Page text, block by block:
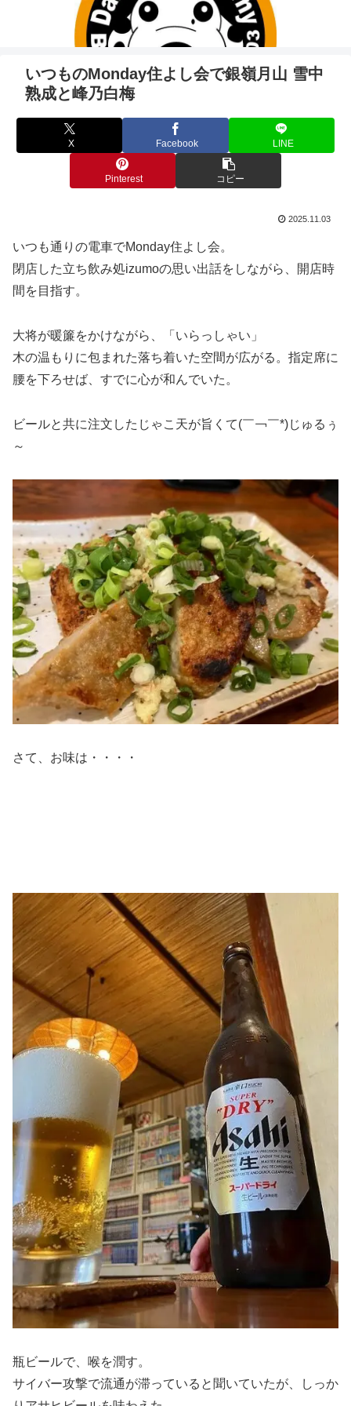
いつものMonday住よし会で銀嶺月山 雪中
熟成と峰乃白梅
X Facebook LINE
Pinterest コピー
2025.11.03
いつも通りの電車でMonday住よし会。
閉店した立ち飲み処izumoの思い出話をしながら、開店時
間を目指す。
大将が暖簾をかけながら、「いらっしゃい」
木の温もりに包まれた落ち着いた空間が広がる。指定席に
腰を下ろせば、すでに心が和んでいた。
ビールと共に注文したじゃこ天が旨くて(￣￢￣*)じゅるぅ
～
さて、お味は・・・・
瓶ビールで、喉を潤す。
サイバー攻撃で流通が滞っていると聞いていたが、しっか